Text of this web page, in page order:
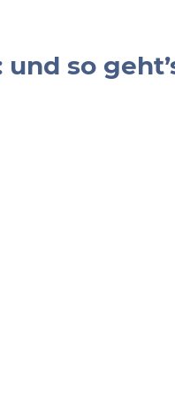
so